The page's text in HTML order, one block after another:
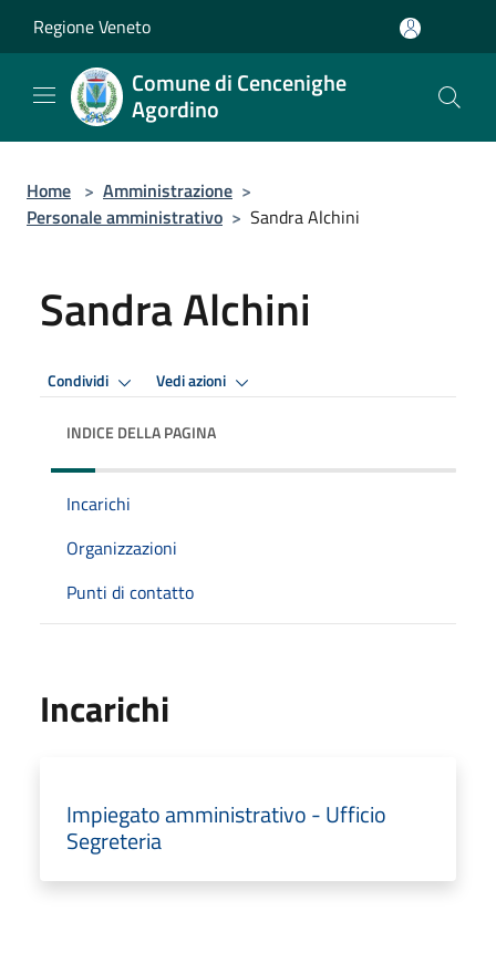
Regione Veneto
Comune di Cencenighe
Agordino
Home > Amministrazione >
Personale amministrativo > Sandra Alchini
Sandra Alchini
Condividi Vedi azioni
INDICE DELLA PAGINA
Incarichi
Organizzazioni
Punti di contatto
Incarichi
Impiegato amministrativo - Ufficio
Segreteria